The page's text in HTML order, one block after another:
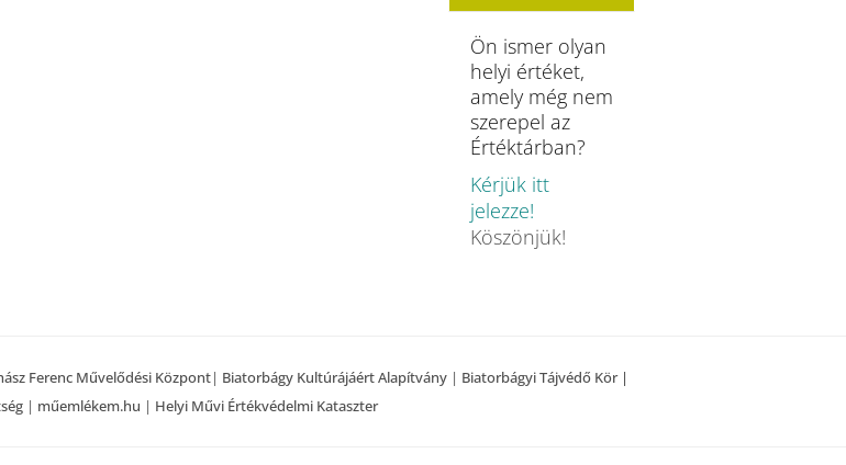
Ön ismer olyan
helyi értéket,
amely még nem
szerepel az
Értéktárban?
Kérjük itt
jelezze!
Köszönjük!
Ferenc Művelődési Központ| Biatorbágy Kultúrájáért Alapítvány | Biatorbágyi Tájvédő Kör |
| műemlékem.hu | Helyi Művi Értékvédelmi Kataszter